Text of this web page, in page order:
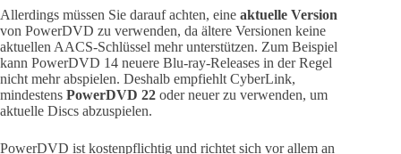
Allerdings müssen Sie darauf achten, eine aktuelle Version
von PowerDVD zu verwenden, da ältere Versionen keine
aktuellen AACS-Schlüssel mehr unterstützen. Zum Beispiel
kann PowerDVD 14 neuere Blu-ray-Releases in der Regel
nicht mehr abspielen. Deshalb empfiehlt CyberLink,
mindestens PowerDVD 22 oder neuer zu verwenden, um
aktuelle Discs abzuspielen.
PowerDVD ist kostenpflichtig und richtet sich vor allem an